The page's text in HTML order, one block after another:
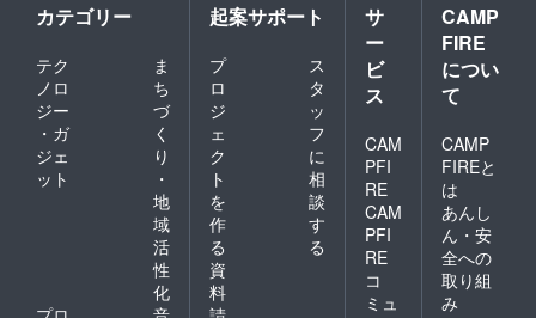
カテゴリー
テク
ノロ
ジー
・ガ
ジェ
ット
ま
ち
づ
く
り
・
地
域
活
性
化
起案サポート
プ
ロ
ジ
ェ
ク
ト
を
作
る
ス
タ
ッ
フ
に
相
談
す
る
資
料
サ
ー
ビ
ス
CAM
PFI
RE
CAM
PFI
RE
コ
ミュ
CAMP
FIRE
につい
て
CAMP
FIREと
は
あんし
ん・安
全への
取り組
み